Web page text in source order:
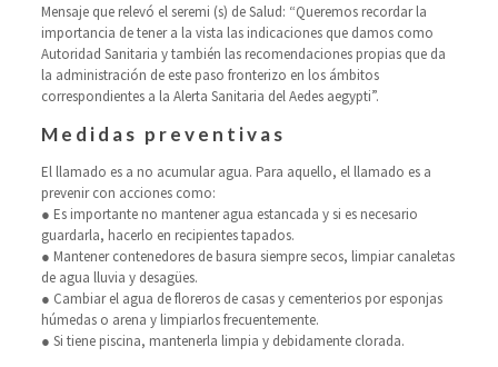
Mensaje que relevó el seremi (s) de Salud: “Queremos recordar la
importancia de tener a la vista las indicaciones que damos como
Autoridad Sanitaria y también las recomendaciones propias que da
la administración de este paso fronterizo en los ámbitos
correspondientes a la Alerta Sanitaria del Aedes aegypti”.
Medidas preventivas
El llamado es a no acumular agua. Para aquello, el llamado es a
prevenir con acciones como:
● Es importante no mantener agua estancada y si es necesario
guardarla, hacerlo en recipientes tapados.
● Mantener contenedores de basura siempre secos, limpiar canaletas
de agua lluvia y desagües.
● Cambiar el agua de floreros de casas y cementerios por esponjas
húmedas o arena y limpiarlos frecuentemente.
● Si tiene piscina, mantenerla limpia y debidamente clorada.